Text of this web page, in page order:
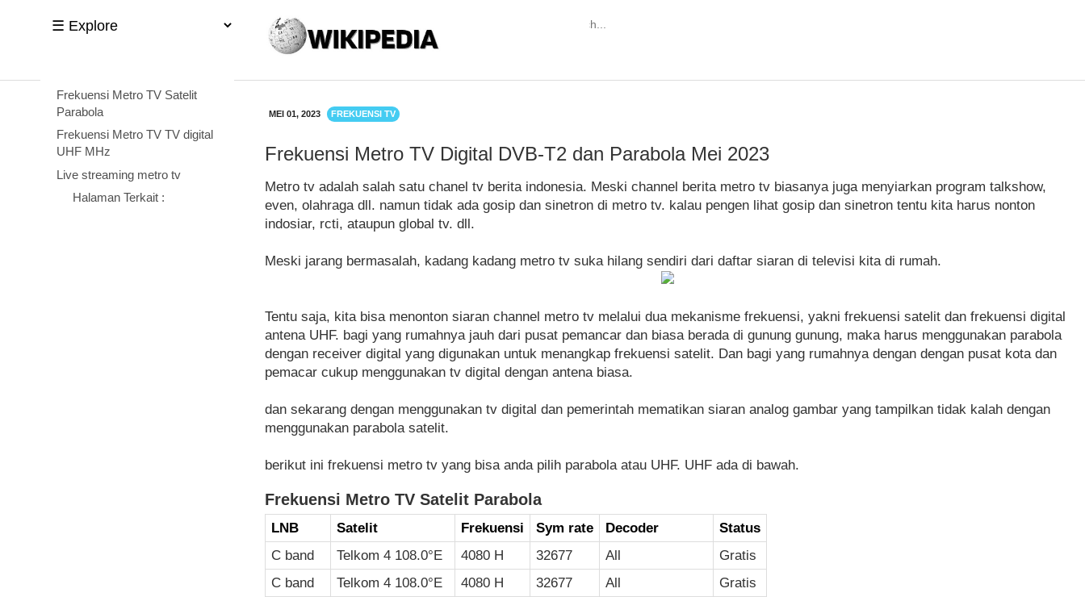
Frekuensi Metro TV Satelit
Parabola
Frekuensi Metro TV TV digital
UHF MHz
Live streaming metro tv
Halaman Terkait :
MEI 01, 2023 FREKUENSI TV
Frekuensi Metro TV Digital DVB-T2 dan Parabola Mei 2023
Metro tv adalah salah satu chanel tv berita indonesia. Meski channel berita metro tv biasanya juga menyiarkan program talkshow,
even, olahraga dll. namun tidak ada gosip dan sinetron di metro tv. kalau pengen lihat gosip dan sinetron tentu kita harus nonton
indosiar, rcti, ataupun global tv. dll.
Meski jarang bermasalah, kadang kadang metro tv suka hilang sendiri dari daftar siaran di televisi kita di rumah.
Tentu saja, kita bisa menonton siaran channel metro tv melalui dua mekanisme frekuensi, yakni frekuensi satelit dan frekuensi digital
antena UHF. bagi yang rumahnya jauh dari pusat pemancar dan biasa berada di gunung gunung, maka harus menggunakan parabola
dengan receiver digital yang digunakan untuk menangkap frekuensi satelit. Dan bagi yang rumahnya dengan dengan pusat kota dan
pemacar cukup menggunakan tv digital dengan antena biasa.
dan sekarang dengan menggunakan tv digital dan pemerintah mematikan siaran analog gambar yang tampilkan tidak kalah dengan
menggunakan parabola satelit.
berikut ini frekuensi metro tv yang bisa anda pilih parabola atau UHF. UHF ada di bawah.
Frekuensi Metro TV Satelit Parabola
LNB Satelit Frekuensi Sym rate Decoder
Status
C band
Telkom 4 108.0°E 4080 H 32677 All
Gratis
C band
Telkom 4 108.0°E 4080 H 32677 All
Gratis